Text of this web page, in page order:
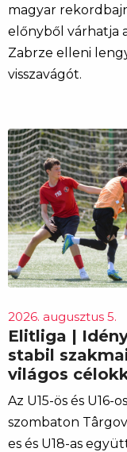
magyar
előnyből várhatja
Zabrze elleni
visszavágót.
2026. augusztus 5.
Elitliga |
stabil
világos
Az U15-ös és U16-
szombaton
es és U18-as